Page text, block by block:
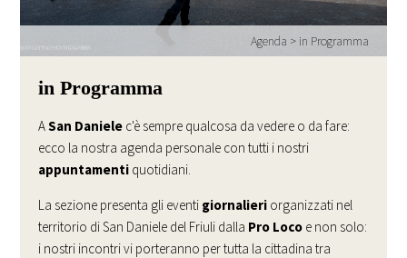
Agenda > in Programma
in Programma
ASan Daniele c'è sempre qualcosa da vedere o da fare:
ecco la nostra agenda personale con tutti i nostri
appuntamenti quotidiani.
La sezione presenta gli eventi giornalieri organizzati nel
territorio di San Daniele del Friuli dalla Pro Loco e non solo:
i nostri incontri vi porteranno per tutta la cittadina tra